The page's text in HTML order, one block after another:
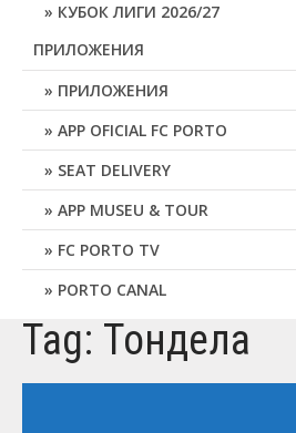
КУБОК ЛИГИ 2026/27
ПРИЛОЖЕНИЯ
ПРИЛОЖЕНИЯ
APP OFICIAL FC PORTO
SEAT DELIVERY
APP MUSEU & TOUR
FC PORTO TV
PORTO CANAL
Tag: Тондела